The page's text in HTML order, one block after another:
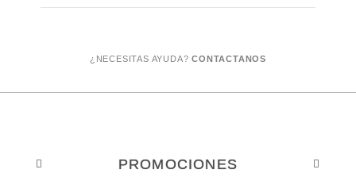
¿NECESITAS AYUDA?CONTACTANOS
PROMOCIONES